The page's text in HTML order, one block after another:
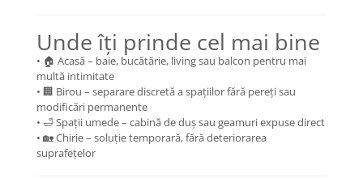
Unde îți prinde cel mai bine
• 🏠 Acasă – baie, bucătărie, living sau balcon pentru mai
multă intimitate
• 🏢 Birou – separare discretă a spațiilor fără pereți sau
modificări permanente
• 🛁 Spații umede – cabină de duș sau geamuri expuse direct
• 🏡 Chirie – soluție temporară, fără deteriorarea
suprafețelor